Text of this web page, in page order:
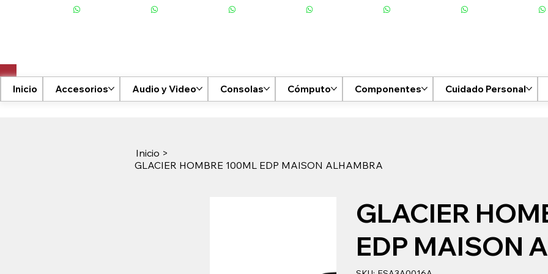
Inicio Accesorios Audio y Video Consolas Cómputo Componentes Cuidado Personal
Inicio >
GLACIER HOMBRE 100ML EDP MAISON ALHAMBRA
GLACIER
EDP MAISON
SKU